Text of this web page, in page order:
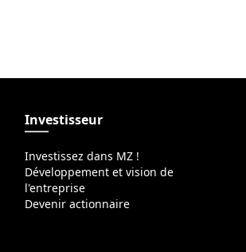
Investisseur
Investissez dans MZ !
Développement et vision de
l'entreprise
Devenir actionnaire